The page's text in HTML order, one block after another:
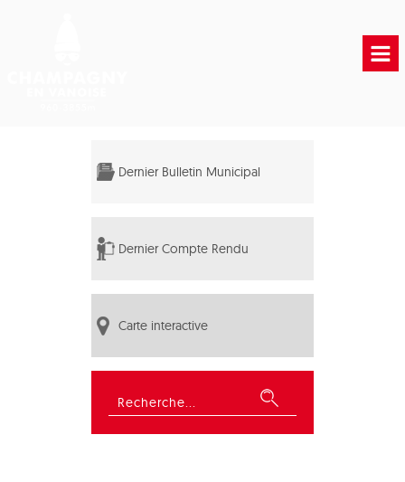
Dernier Bulletin Municipal
Dernier Compte Rendu
Carte interactive
Rechercher